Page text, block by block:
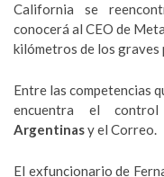
California se
conocerá al CEO de
kilómetros de los graves
Entre las competencias
encuentra el
Argentinasy el Correo.
El exfuncionario de